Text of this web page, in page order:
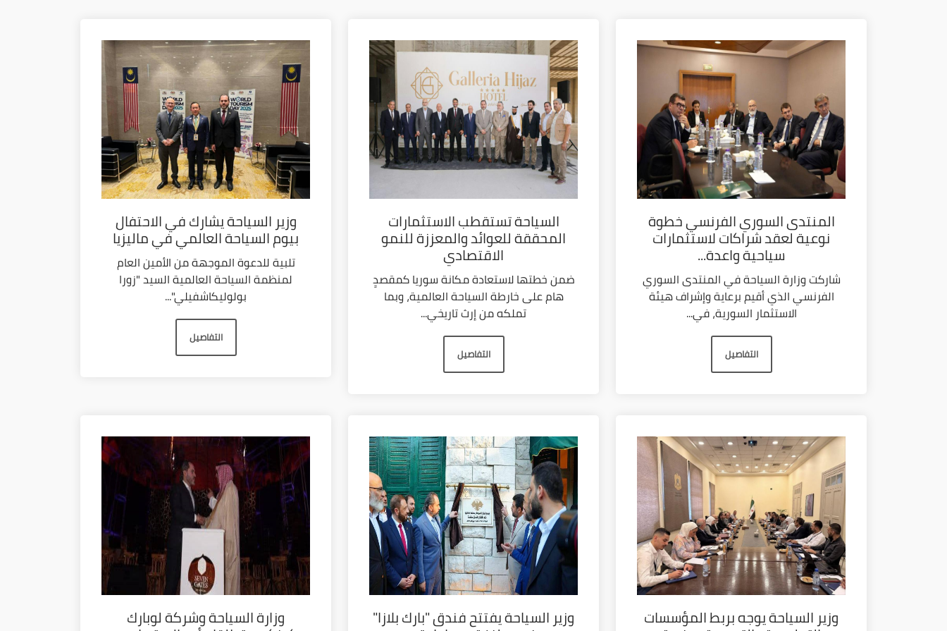
المنتدى السوري الفرنسي خطوة
نوعية لعقد شراكات لاستثمارات
سياحية واعدة...
شاركت وزارة السياحة في المنتدى السوري
الفرنسي الذي أقيم برعاية وإشراف هيئة
الاستثمار السورية، في...
التفاصيل
السياحة تستقطب الاستثمارات
المحققة للعوائد والمعززة للنمو
الاقتصادي
ضمن خطتها لاستعادة مكانة سوريا كمقصدٍ
هام على خارطة السياحة العالمية، وبما
تملكه من إرث تاريخي...
التفاصيل
وزير السياحة يشارك في الاحتفال
بيوم السياحة العالمي في ماليزيا
تلبية للدعوة الموجهة من الأمين العام
لمنظمة السياحة العالمية السيد "زورا
بولوليكاشفيلي"...
التفاصيل
وزير السياحة يوجه بربط المؤسسات وزير السياحة يفتتح فندق "بارك بلازا" وزارة السياحة وشركة لوبارك